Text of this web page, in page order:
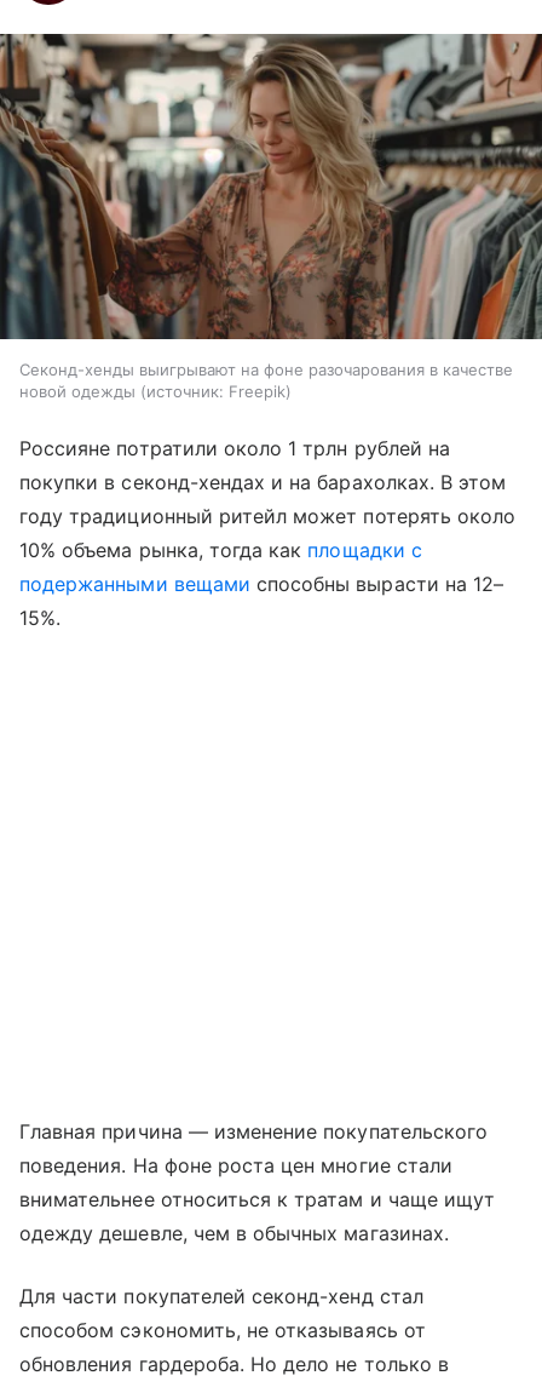
Секонд-хенды выигрывают на фоне разочарования в качестве
новой одежды
источник: Freepik
Россияне потратили около 1 трлн рублей на
покупки в секонд-хендах и на барахолках. В этом
году традиционный ритейл может потерять около
10% объема рынка, тогда как площадки с
подержанными вещами способны вырасти на 12–
15%.
Главная причина — изменение покупательского
поведения. На фоне роста цен многие стали
внимательнее относиться к тратам и чаще ищут
одежду дешевле, чем в обычных магазинах.
Для части покупателей секонд-хенд стал
способом сэкономить, не отказываясь от
обновления гардероба. Но дело не только в